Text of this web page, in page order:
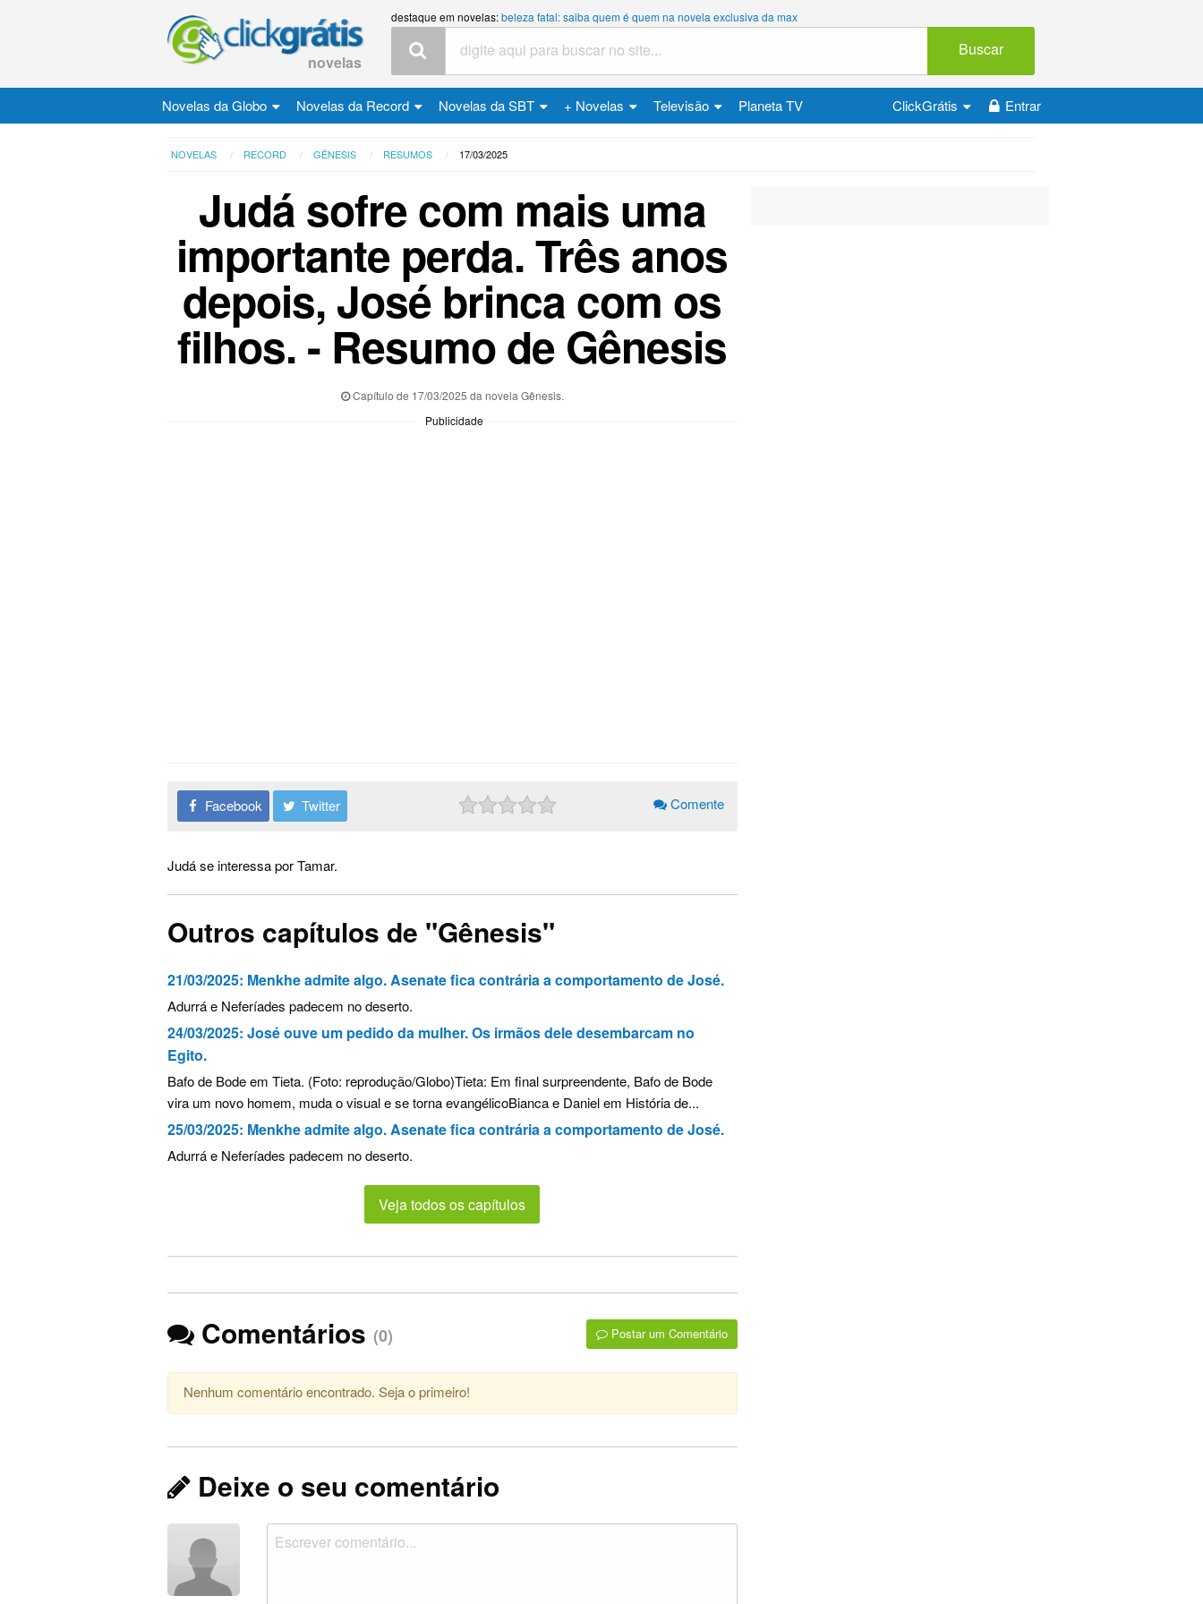
novelas
destaque em novelas:beleza fatal: saiba quem é quem na novela exclusiva da max
Buscar
Novelas da Globo Novelas da Record Novelas da SBT + Novelas Televisão Planeta TV Entrar
ClickGrátis
NOVELAS RECORD GÊNESIS RESUMOS 17/03/2025
Judá sofre com mais uma
importante perda. Três anos
depois, José brinca com os
filhos. - Resumo de Gênesis
Capítulo de 17/03/2025 da novela Gênesis.
Publicidade
Facebook Twitter Comente
Judá se interessa por Tamar.
Outros capítulos de "Gênesis"
21/03/2025: Menkhe admite algo. Asenate fica contrária a comportamento de José.
Adurrá e Neferíades padecem no deserto.
24/03/2025: José ouve um pedido da mulher. Os irmãos dele desembarcam no
Egito.
Bafo de Bode em Tieta. (Foto: reprodução/Globo)Tieta: Em final surpreendente, Bafo de Bode
vira um novo homem, muda o visual e se torna evangélicoBianca e Daniel em História de...
25/03/2025: Menkhe admite algo. Asenate fica contrária a comportamento de José.
Adurrá e Neferíades padecem no deserto.
Veja todos os capítulos
Comentários (0) Postar um Comentário
Nenhum comentário encontrado. Seja o primeiro!
Deixe o seu comentário